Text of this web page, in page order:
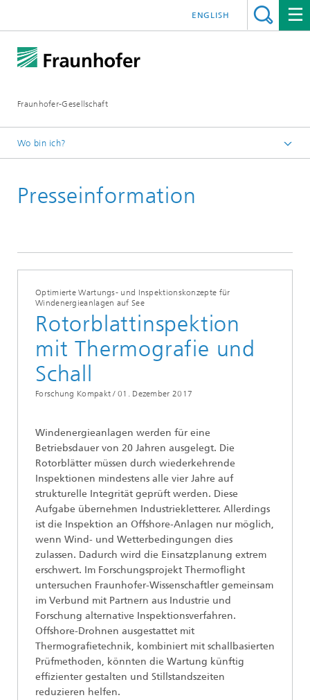
Fraunhofer-Gesellschaft
ENGLISH
Wo bin ich?
Presseinformationen
Presseinformation
Optimierte Wartungs- und Inspektionskonzepte für
Windenergieanlagen auf See
Rotorblattinspektion
mit Thermografie und
Schall
Forschung Kompakt / 01. Dezember 2017
Windenergieanlagen werden für eine
Betriebsdauer von 20 Jahren ausgelegt. Die
Rotorblätter müssen durch wiederkehrende
Inspektionen mindestens alle vier Jahre auf
strukturelle Integrität geprüft werden. Diese
Aufgabe übernehmen Industriekletterer. Allerdings
ist die Inspektion an Offshore-Anlagen nur möglich,
wenn Wind- und Wetterbedingungen dies
zulassen. Dadurch wird die Einsatzplanung extrem
erschwert. Im Forschungsprojekt Thermoflight
untersuchen Fraunhofer-Wissenschaftler gemeinsam
im Verbund mit Partnern aus Industrie und
Forschung alternative Inspektionsverfahren.
Offshore-Drohnen ausgestattet mit
Thermografietechnik, kombiniert mit schallbasierten
Prüfmethoden, könnten die Wartung künftig
effizienter gestalten und Stillstandszeiten
reduzieren helfen.